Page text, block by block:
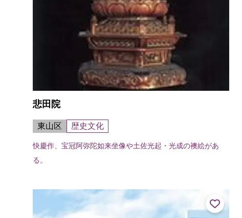
悲田院
東山区 歴史文化
快慶作、宝冠阿弥陀如来坐像や土佐光起・光成の襖絵があ
る。